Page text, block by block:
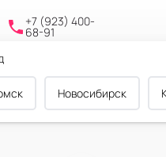
Новосибирск
+7 (923) 400-
68-91
Корзина